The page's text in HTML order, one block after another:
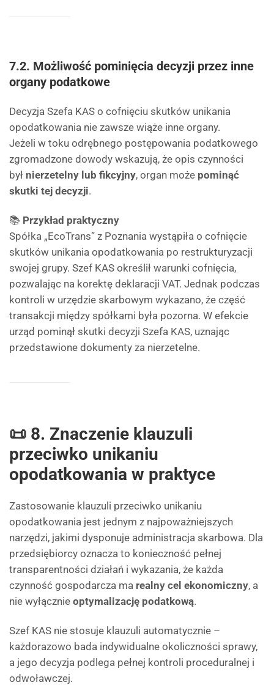
7.2. Możliwość pominięcia decyzji przez inne
organy podatkowe
Decyzja Szefa KAS o cofnięciu skutków unikania
opodatkowania nie zawsze wiąże inne organy.
Jeżeli w toku odrębnego postępowania podatkowego
zgromadzone dowody wskazują, że opis czynności
był nierzetelny lub fikcyjny, organ może pominąć
skutki tej decyzji.
📚 Przykład praktyczny
Spółka „EcoTrans” z Poznania wystąpiła o cofnięcie
skutków unikania opodatkowania po restrukturyzacji
swojej grupy. Szef KAS określił warunki cofnięcia,
pozwalając na korektę deklaracji VAT. Jednak podczas
kontroli w urzędzie skarbowym wykazano, że część
transakcji między spółkami była pozorna. W efekcie
urząd pominął skutki decyzji Szefa KAS, uznając
przedstawione dokumenty za nierzetelne.
📜 8. Znaczenie klauzuli
przeciwko unikaniu
opodatkowania w praktyce
Zastosowanie klauzuli przeciwko unikaniu
opodatkowania jest jednym z najpoważniejszych
narzędzi, jakimi dysponuje administracja skarbowa. Dla
przedsiębiorcy oznacza to konieczność pełnej
transparentności działań i wykazania, że każda
czynność gospodarcza ma realny cel ekonomiczny, a
nie wyłącznie optymalizację podatkową.
Szef KAS nie stosuje klauzuli automatycznie –
każdorazowo bada indywidualne okoliczności sprawy,
a jego decyzja podlega pełnej kontroli proceduralnej i
odwoławczej.